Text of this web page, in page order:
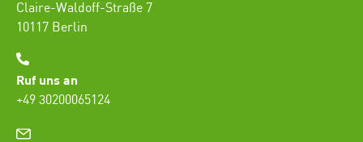
Claire-Waldoff-Straße 7
10117 Berlin
Ruf uns an
+49 30200065124